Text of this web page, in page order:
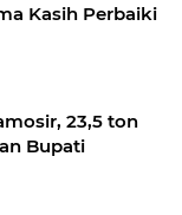
Kasih Perbaiki
ton
Bupati